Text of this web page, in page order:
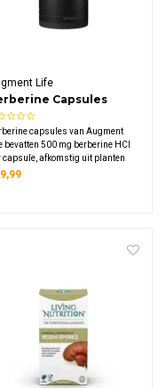
Life
Capsules
capsules van Augment
bevatten 500 mg berberine HCl
capsule, afkomstig uit planten
de Berberis-familie. De capsules